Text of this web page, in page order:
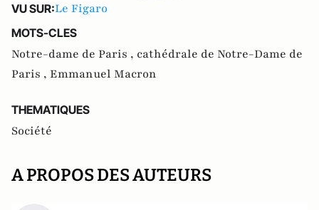
VU SUR:Le Figaro
MOTS-CLES
Notre-dame de Paris , cathédrale de Notre-Dame de
Paris , Emmanuel Macron
THEMATIQUES
Société
A PROPOS DES AUTEURS